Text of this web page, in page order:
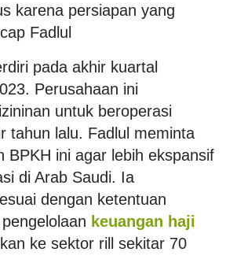
karena persiapan yang
Fadlul
pada akhir kuartal
Perusahaan ini
untuk beroperasi
tahun lalu. Fadlul meminta
BPKH ini agar lebih ekspansif
di Arab Saudi. Ia
dengan ketentuan
keuangan haji
ke sektor rill sekitar 70